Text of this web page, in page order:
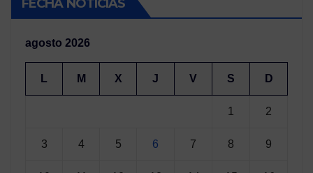
FECHA NOTICIAS
agosto 2026
L M X J V S D
1 2
3 4 5 6 7 8 9